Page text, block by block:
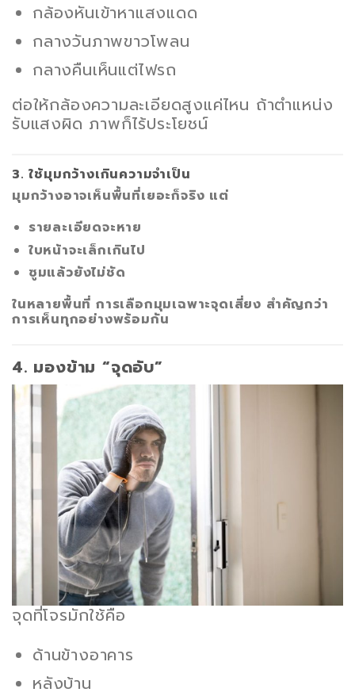
กล้องหันเข้าหาแสงแดด
กลางวันภาพขาวโพลน
กลางคืนเห็นแต่ไฟรถ
ต่อให้กล้องความละเอียดสูงแค่ไหน ถ้าตำแหน่ง
รับแสงผิด ภาพก็ไร้ประโยชน์
3. ใช้มุมกว้างเกินความจำเป็น
มุมกว้างอาจเห็นพื้นที่เยอะก็จริง แต่
รายละเอียดจะหาย
ใบหน้าจะเล็กเกินไป
ซูมแล้วยังไม่ชัด
ในหลายพื้นที่การเลือกมุมเฉพาะจุดเสี่ยง สำคัญกว่า
การเห็นทุกอย่างพร้อมกัน
4. มองข้าม “จุดอับ”
จุดที่โจรมักใช้คือ
ด้านข้างอาคาร
หลังบ้าน